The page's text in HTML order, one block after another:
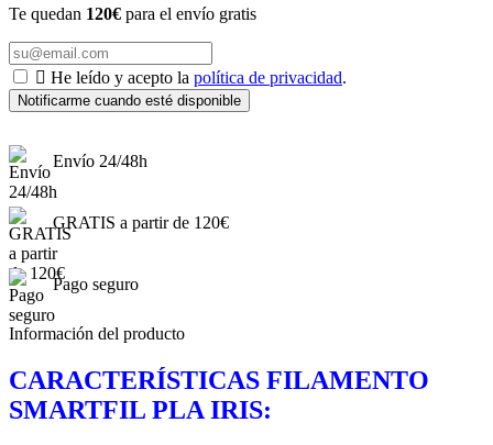
Te quedan 120€ para el envío gratis
 He leído y acepto la política de privacidad.
Notificarme cuando esté disponible
Envío 24/48h
GRATIS a partir de 120€
Pago seguro
Información del producto
CARACTERÍSTICAS FILAMENTO
SMARTFIL PLA IRIS: